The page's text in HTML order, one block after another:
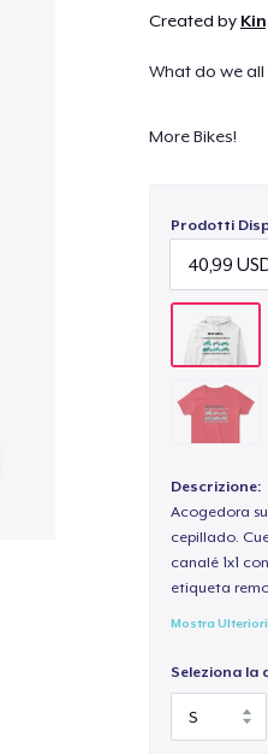
Created by
What do we
More Bikes!
Prodotti
Descrizione:
Acogedora
cepillado.
canalé 1x1
etiqueta
Mostra
Seleziona la